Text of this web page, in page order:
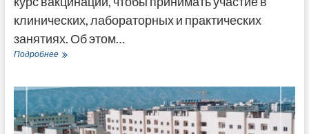
клинических, лабораторных и практических
занятиях. Об этом…
ПодробнееВ
медики
должны
привиться,
чтобы